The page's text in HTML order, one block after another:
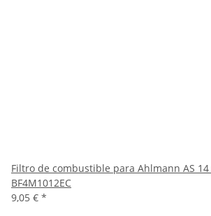
Filtro de combustible para Ahlmann AS
BF4M1012EC
9,05 € *